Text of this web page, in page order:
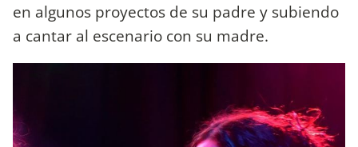
en algunos proyectos de su padre y subiendo
a cantar al escenario con su madre.